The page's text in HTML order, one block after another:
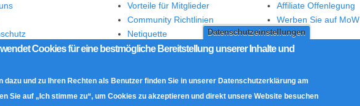
Datenschutzeinstellungen
Cookies für eine bestmögliche Bereitstellung unserer Inhalte und
dazu und zu Ihren Rechten als Benutzer finden Sie in unserer Datenschutzerklärung am
Sie auf „Ich stimme zu“, um Cookies zu akzeptieren und direkt unsere Website besuchen
Hinweise
Vorteile für Mitglieder
Community Richtlinien
Netiquette
Moderation
Affiliate Offenlegung
Werben Sie auf MoW